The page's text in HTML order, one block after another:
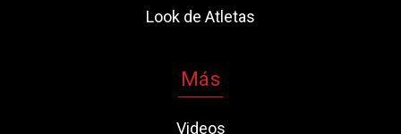
Look de Atletas
Más
Videos